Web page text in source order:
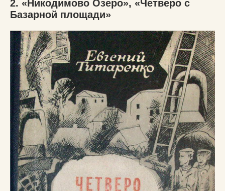
2. «Никодимово Озеро», «Четверо с
Базарной площади»